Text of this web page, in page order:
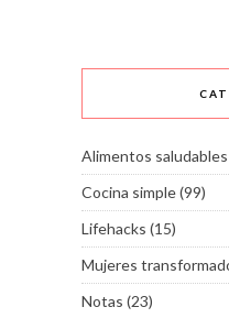
Alimentos saludables
Cocina simple(99)
Lifehacks (15)
Mujeres
Notas (23)